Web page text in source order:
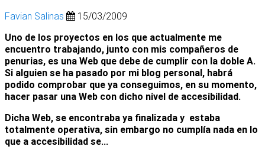
Favian Salinas
15/03/2009
Uno de los proyectos en los que actualmente me
encuentro trabajando, junto con mis compañeros de
penurias, es una Web que debe de cumplir con la doble A.
Si alguien se ha pasado por mi blog personal, habrá
podido comprobar que ya conseguimos, en su momento,
hacer pasar una Web con dicho nivel de accesibilidad.
Dicha Web, se encontraba ya finalizada y estaba
totalmente operativa, sin embargo no cumplía nada en lo
que a accesibilidad se...